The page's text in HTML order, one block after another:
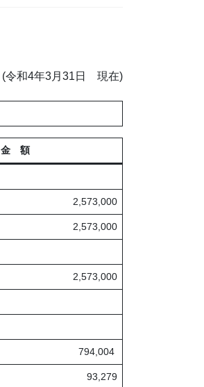
(令和4年3月31日 現在)
金 額
2,573,000
2,573,000
2,573,000
794,004
93,279